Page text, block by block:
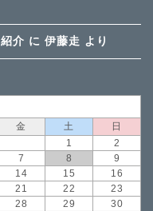
介 に 伊藤走 より
金 土
日
1
2
7 8
9
14 15
16
21 22
23
28 29
30